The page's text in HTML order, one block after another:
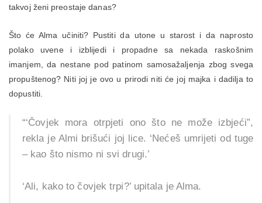
takvoj ženi preostaje danas?
Što će Alma učiniti? Pustiti da utone u starost i da naprosto
polako uvene i izblijedi i propadne sa nekada raskošnim
imanjem, da nestane pod patinom samosažaljenja zbog svega
propuštenog? Niti joj je ovo u prirodi niti će joj majka i dadilja to
dopustiti.
“‘Čovjek mora otrpjeti ono što ne može izbjeći”,
rekla je Almi brišući joj lice. ‘Nećeš umrijeti od tuge
– kao što nismo ni svi drugi.’
‘Ali, kako to čovjek trpi?’ upitala je Alma.